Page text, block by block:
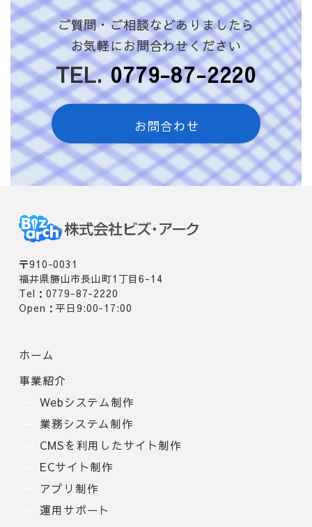
ご質問・ご相談などありましたら
お気軽にお問合わせください
TEL. 0779-87-2220
お問合わせ
〒910-0031
福井県勝山市長山町1丁目6-14
Tel：0779-87-2220
Open：平日9:00-17:00
ホーム
事業紹介
Webシステム制作
業務システム制作
CMSを利用したサイト制作
ECサイト制作
アプリ制作
運用サポート